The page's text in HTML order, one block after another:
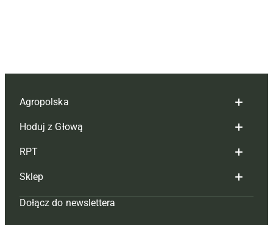
Agropolska
Redakcja
Reklama
Tagi
Mapa serwisu
Hoduj z Głową
Hoduj z głową bydło
Hoduj z głową świnie
Prenumerata
RPT
Redakcja
Prenumerata
Sklep
Czasopisma i prenumerata
Dołącz do newslettera